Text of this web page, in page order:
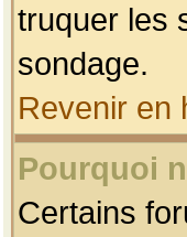
truquer les
sondage.
Revenir en
Pourquoi
Certains